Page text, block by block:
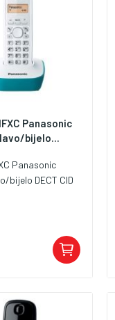
Panasonic
bijelo...
Panasonic
bijelo DECT CID